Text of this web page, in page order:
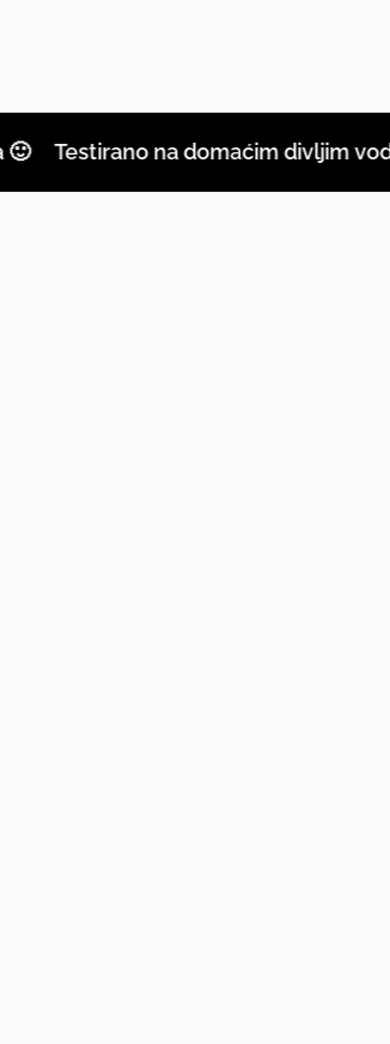
na domaćim divljim vodama ✅